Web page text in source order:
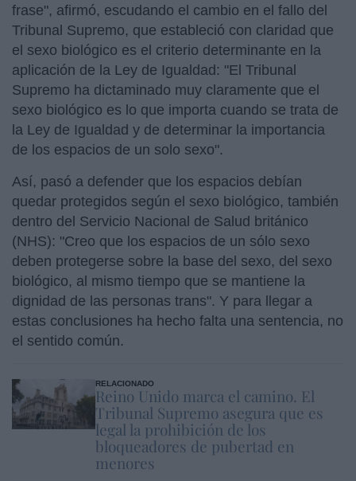
frase", afirmó, escudando el cambio en el fallo del
Tribunal Supremo, que estableció con claridad que
el sexo biológico es el criterio determinante en la
aplicación de la Ley de Igualdad: "El Tribunal
Supremo ha dictaminado muy claramente que el
sexo biológico es lo que importa cuando se trata de
la Ley de Igualdad y de determinar la importancia
de los espacios de un solo sexo".
Así, pasó a defender que los espacios debían
quedar protegidos según el sexo biológico, también
dentro del Servicio Nacional de Salud británico
(NHS): "Creo que los espacios de un sólo sexo
deben protegerse sobre la base del sexo, del sexo
biológico, al mismo tiempo que se mantiene la
dignidad de las personas trans". Y para llegar a
estas conclusiones ha hecho falta una sentencia, no
el sentido común.
RELACIONADO
Reino Unido marca el camino. El
Tribunal Supremo asegura que es
legal la prohibición de los
bloqueadores de pubertad en
menores